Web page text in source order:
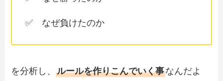
✅ なぜ負けたのか
を分析し、ルールを作りこんでいく事なんだよ